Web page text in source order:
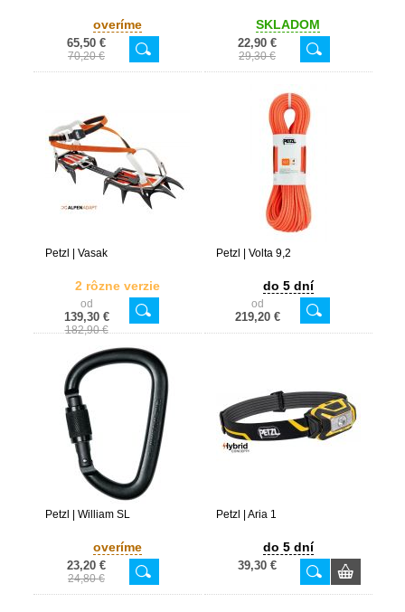
overíme
65,50 €
70,20 €
SKLADOM
22,90 €
29,30 €
Petzl | Vasak
2 rôzne verzie
od
139,30 €
182,90 €
Petzl | Volta 9,2
do 5 dní
od
219,20 €
Petzl | William SL
overíme
23,20 €
24,80 €
Petzl | Aria 1
do 5 dní
39,30 €